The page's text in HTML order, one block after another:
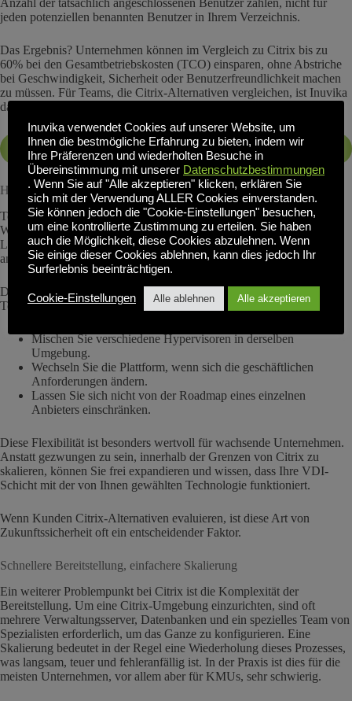
Anzahl der tatsächlich angeschlossenen Benutzer zahlen, nicht für
jeden potenziellen benannten Benutzer in Ihrem Verzeichnis.
Das Ergebnis? Unternehmen können im Vergleich zu Citrix bis zu
60% bei den Gesamtbetriebskosten (TCO) einsparen, ohne Abstriche
bei Geschwindigkeit, Sicherheit oder Benutzerfreundlichkeit machen
zu müssen. Für Teams, die Citrix-Alternativen vergleichen, ist Inuvika
damit ein klarer finanzieller Gewinner.
Vergleich Citrix TCO vs. Inuvika
Hypervisor-Agnostisch = Zukunftssicher
Technologieentscheidungen, die Sie heute treffen, sollten Ihre
Wahlmöglichkeiten morgen nicht einschränken. Eine der Stärken von
Linux-basierter VDI ist die Fähigkeit, sich an jede Infrastruktur
anzupassen, die Ihr Unternehmen jetzt und später benötigt.
Da OVD Enterprise auf mehreren Hypervisoren läuft, können IT-
Teams:
Mischen Sie verschiedene Hypervisoren in derselben
Umgebung.
Wechseln Sie die Plattform, wenn sich die geschäftlichen
Anforderungen ändern.
Lassen Sie sich nicht von der Roadmap eines einzelnen
Anbieters einschränken.
Diese Flexibilität ist besonders wertvoll für wachsende Unternehmen.
Anstatt gezwungen zu sein, innerhalb der Grenzen von Citrix zu
skalieren, können Sie frei expandieren und wissen, dass Ihre VDI-
Schicht mit der von Ihnen gewählten Technologie funktioniert.
Wenn Kunden Citrix-Alternativen evaluieren, ist diese Art von
Zukunftssicherheit oft ein entscheidender Faktor.
Schnellere Bereitstellung, einfachere Skalierung
Ein weiterer Problempunkt bei Citrix ist die Komplexität der
Bereitstellung. Um eine Citrix-Umgebung einzurichten, sind oft
mehrere Verwaltungsserver, Datenbanken und ein spezielles Team von
Spezialisten erforderlich, um das Ganze zu konfigurieren. Eine
Skalierung bedeutet in der Regel eine Wiederholung dieses Prozesses,
was langsam, teuer und fehleranfällig ist. In der Praxis ist dies für die
meisten Unternehmen, vor allem aber für KMUs, sehr schwierig.
Inuvika verwendet Cookies auf unserer Website, um
Ihnen die bestmögliche Erfahrung zu bieten, indem wir
Ihre Präferenzen und wiederholten Besuche in
Übereinstimmung mit unserer Datenschutzbestimmungen
. Wenn Sie auf "Alle akzeptieren" klicken, erklären Sie
sich mit der Verwendung ALLER Cookies einverstanden.
Sie können jedoch die "Cookie-Einstellungen" besuchen,
um eine kontrollierte Zustimmung zu erteilen. Sie haben
auch die Möglichkeit, diese Cookies abzulehnen. Wenn
Sie einige dieser Cookies ablehnen, kann dies jedoch Ihr
Surferlebnis beeinträchtigen.
Cookie-Einstellungen Alle ablehnen Alle akzeptieren